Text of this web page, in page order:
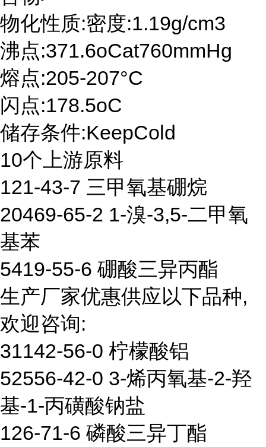
物化性质:密度:1.19g/cm3
沸点:371.6oCat760mmHg
熔点:205-207°C
闪点:178.5oC
储存条件:KeepCold
10个上游原料
121-43-7 三甲氧基硼烷
20469-65-2 1-溴-3,5-二甲氧
基苯
5419-55-6 硼酸三异丙酯
生产厂家优惠供应以下品种,
欢迎咨询:
31142-56-0 柠檬酸铝
52556-42-0 3-烯丙氧基-2-羟
基-1-丙磺酸钠盐
126-71-6 磷酸三异丁酯